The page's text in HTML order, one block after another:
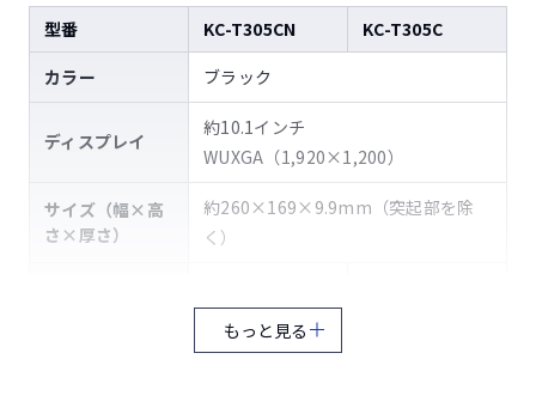
型番 KC-T305CN
KC-T305C
カラー
ブラック
ディスプレイ
約10.1インチ
WUXGA（1,920×1,200）
サイズ（幅×高
さ×厚さ）
約260×169×9.9mm（突起部を除
く）
7,000mAh
もっと見る